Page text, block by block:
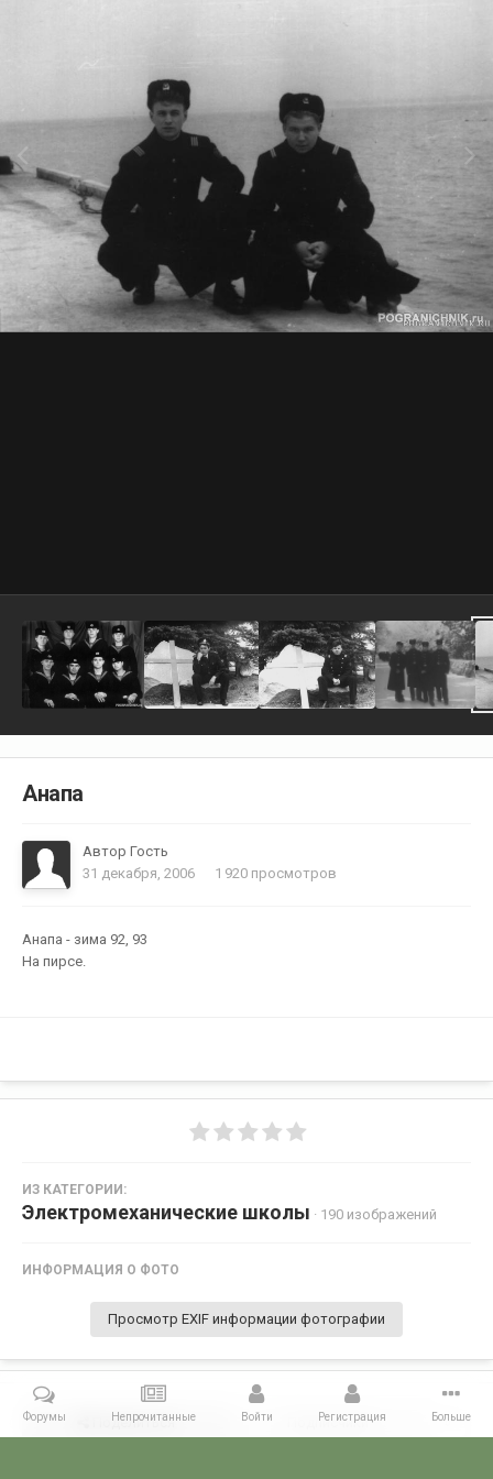
Анапа
Автор Гость
31 декабря, 2006
1 920 просмотров
Анапа - зима 92, 93
На пирсе.
ИЗ КАТЕГОРИИ:
Электромеханические школы · 190 изображений
ИНФОРМАЦИЯ О ФОТО
Просмотр EXIF информации фотографии
Поделиться Подписчики 0
Форумы Непрочитанные Войти Регистрация Больше